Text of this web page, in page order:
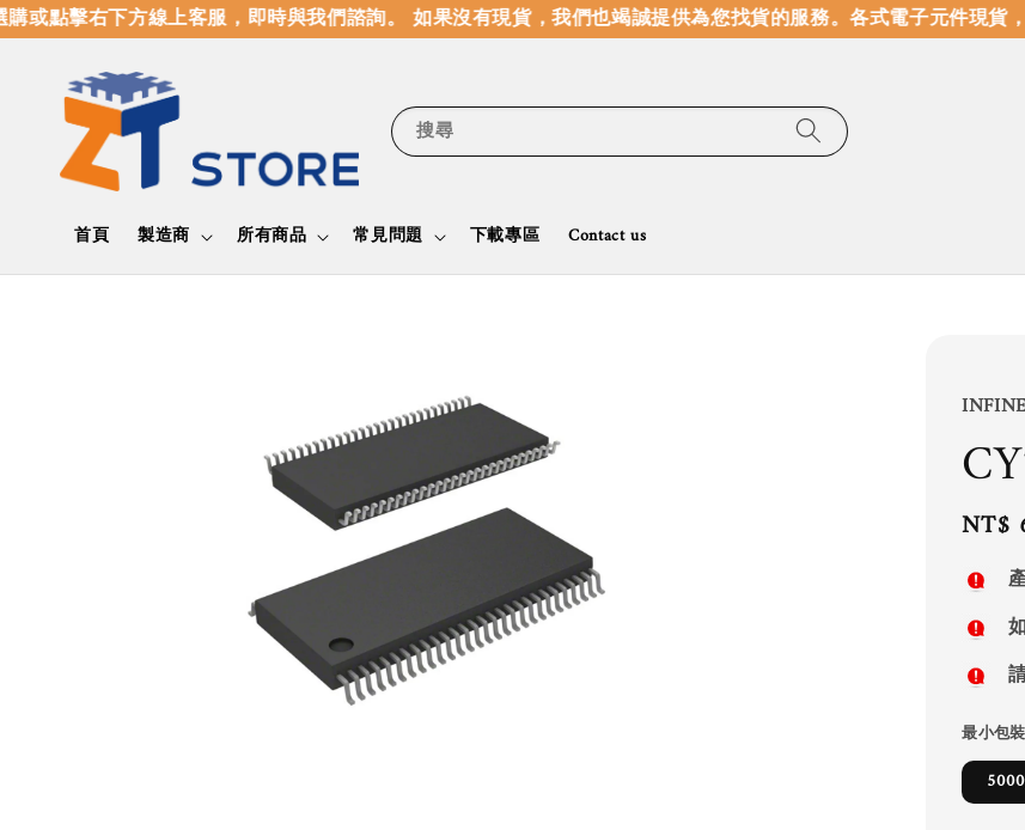
點擊右下方線上客服，即時與我們諮詢。 如果沒有現貨，我們也竭誠提供為您找貨的服務。各式電子元件現貨，
搜尋
首頁 製造商 所有商品 常見問題 下載專區 Contact us
price
NT$
最小包